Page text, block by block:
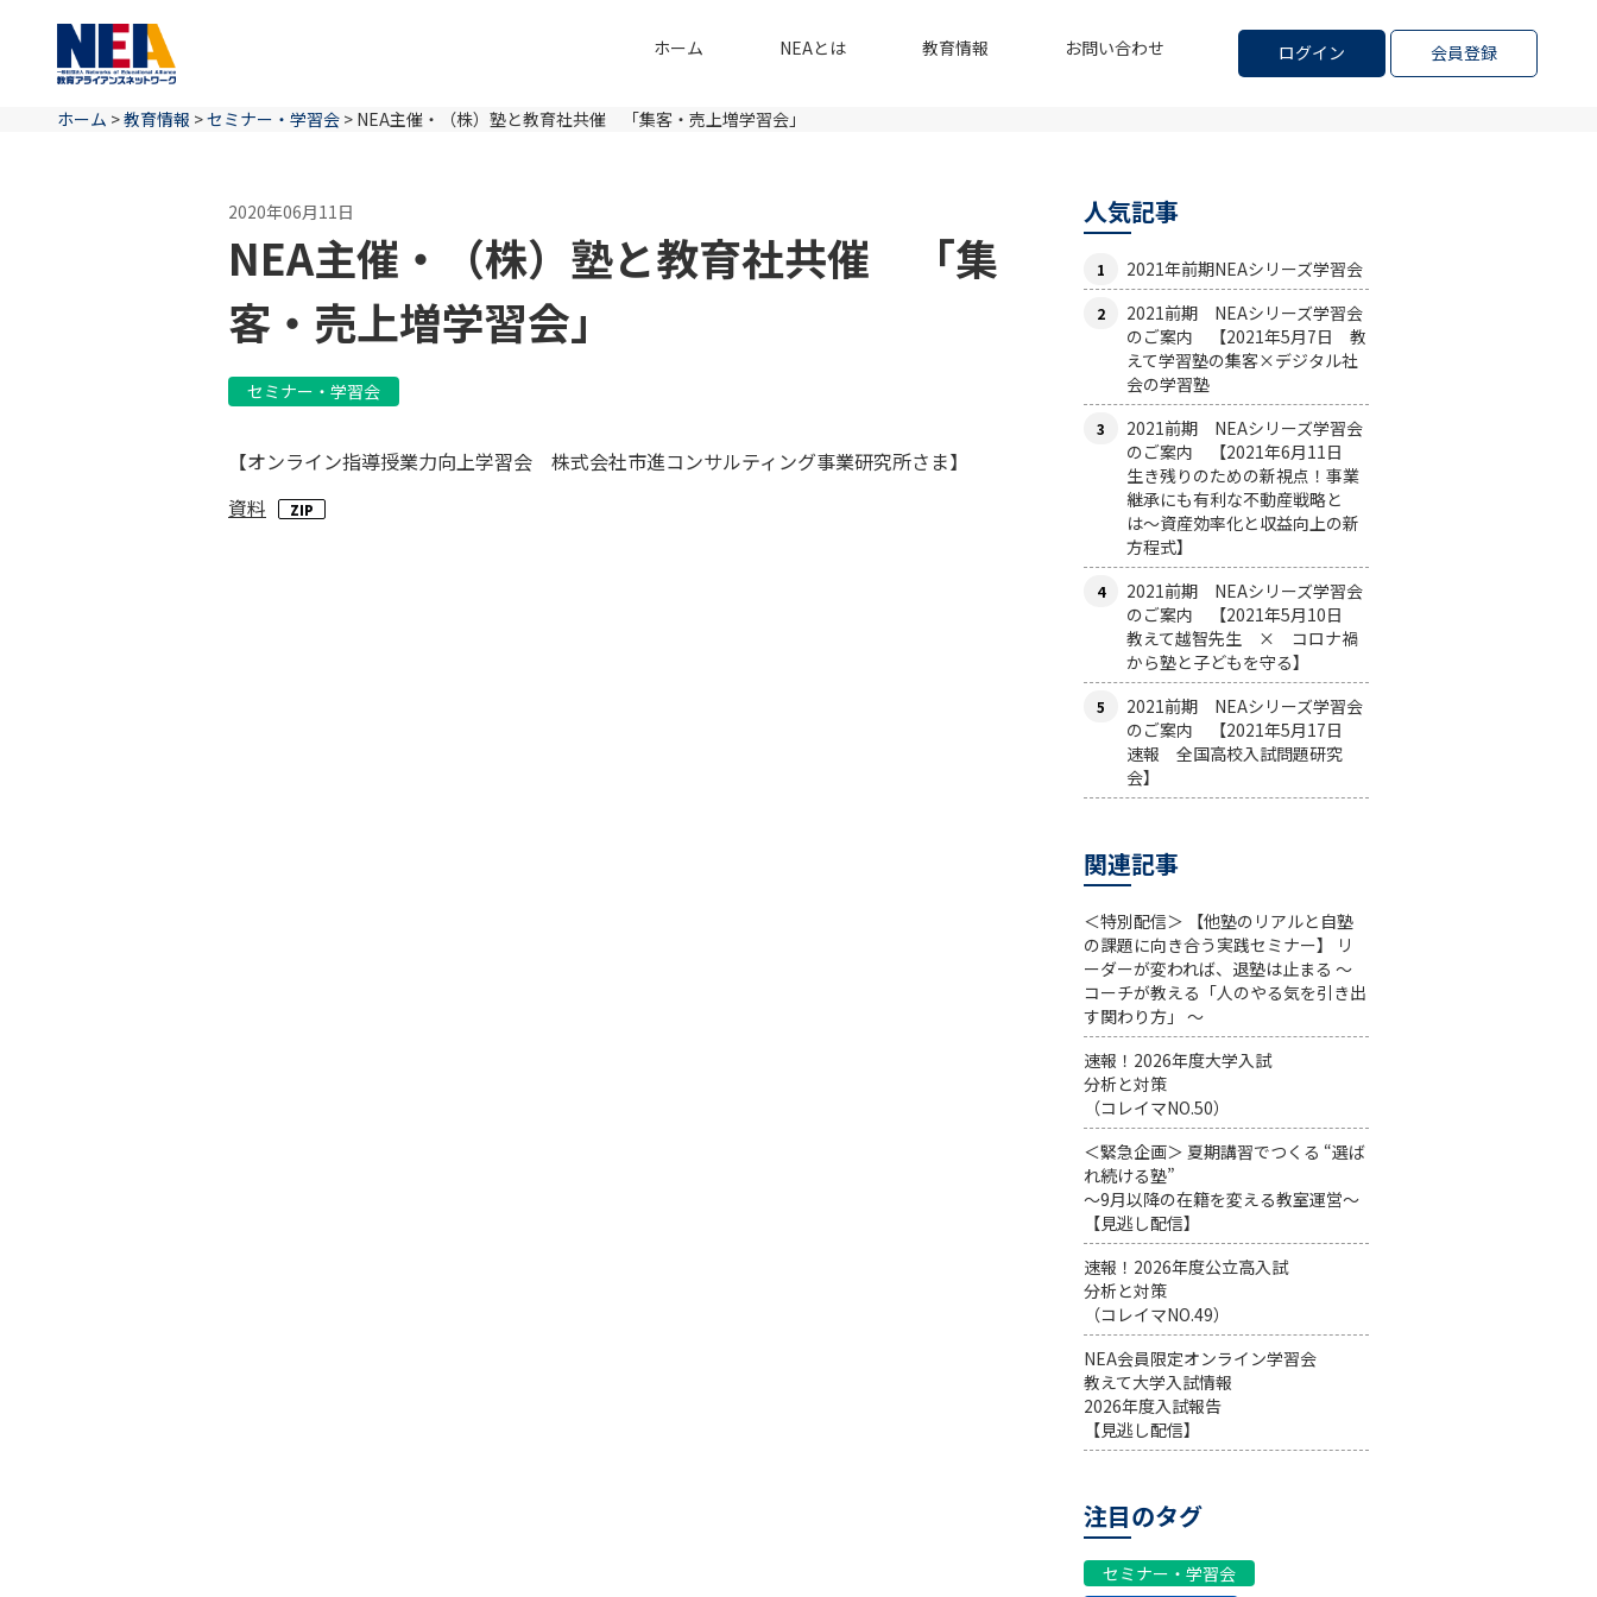
ログイン 会員登録
ホーム NEAとは 教育情報 お問い合わせ
ホーム >教育情報 >セミナー・学習会 > NEA主催・（株）塾と教育社共催 「集客・売上増学習会」
2020年06月11日
NEA主催・（株）塾と教育社共催 「集
客・売上増学習会」
セミナー・学習会
【オンライン指導授業力向上学習会 株式会社市進コンサルティング事業研究所さま】
資料
人気記事
2021年前期NEAシリーズ学習会
2021前期 NEAシリーズ学習会
のご案内 【2021年5月7日 教
えて学習塾の集客×デジタル社
会の学習塾
2021前期 NEAシリーズ学習会
のご案内 【2021年6月11日
生き残りのための新視点！事業
継承にも有利な不動産戦略と
は〜資産効率化と収益向上の新
方程式】
2021前期 NEAシリーズ学習会
のご案内 【2021年5月10日
教えて越智先生 × コロナ禍
から塾と子どもを守る】
2021前期 NEAシリーズ学習会
のご案内 【2021年5月17日
速報 全国高校入試問題研究
会】
関連記事
＜特別配信＞ 【他塾のリアルと自塾
の課題に向き合う実践セミナー】 リ
ーダーが変われば、退塾は止まる 〜
コーチが教える「人のやる気を引き出
す関わり方」 〜
速報！2026年度大学入試
分析と対策
（コレイマNO.50）
＜緊急企画＞ 夏期講習でつくる “選ば
れ続ける塾”
～9月以降の在籍を変える教室運営～
【見逃し配信】
速報！2026年度公立高入試
分析と対策
（コレイマNO.49）
NEA会員限定オンライン学習会
教えて大学入試情報
2026年度入試報告
【見逃し配信】
注目のタグ
セミナー・学習会